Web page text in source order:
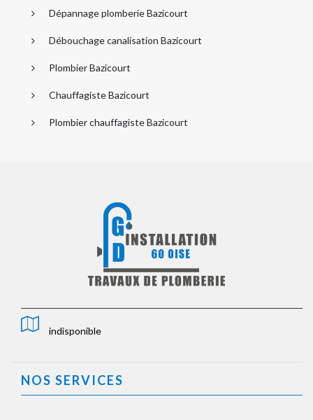
Dépannage plomberie Bazicourt
Débouchage canalisation Bazicourt
Plombier Bazicourt
Chauffagiste Bazicourt
Plombier chauffagiste Bazicourt
indisponible
NOS SERVICES